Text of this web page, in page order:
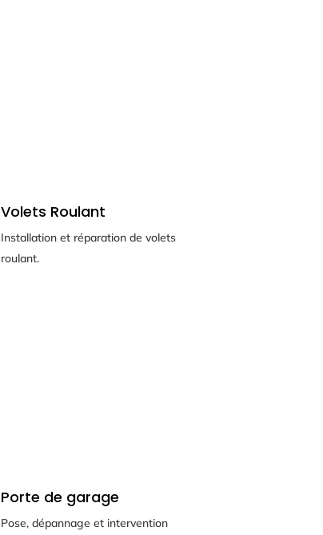
Volets Roulant
Installation et réparation de volets
roulant.
Porte de garage
Pose, dépannage et intervention